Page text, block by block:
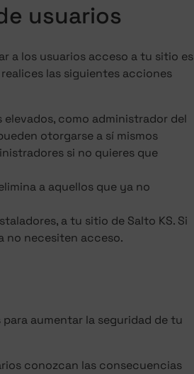
usuarios
a los usuarios acceso a tu sitio es
las siguientes acciones
como administrador del
otorgarse a sí mismos
si no quieres que
a aquellos que ya no
a tu sitio de Salto KS. Si
no necesiten acceso.
aumentar la seguridad de tu
conozcan las consecuencias